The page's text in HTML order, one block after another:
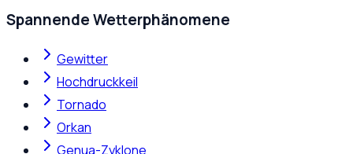
Spannende Wetterphänomene
Gewitter
Hochdruckkeil
Tornado
Orkan
Genua-Zyklone